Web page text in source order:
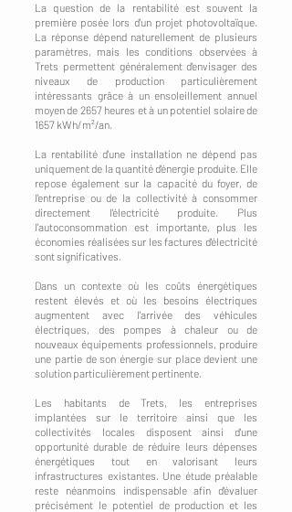
La question de la rentabilité est souvent la
première posée lors d'un projet photovoltaïque.
La réponse dépend naturellement de plusieurs
paramètres, mais les conditions observées à
Trets permettent généralement d'envisager des
niveaux de production particulièrement
intéressants grâce à un ensoleillement annuel
moyen de 2657 heures et à un potentiel solaire de
1657 kWh/m²/an.
La rentabilité d'une installation ne dépend pas
uniquement de la quantité d'énergie produite. Elle
repose également sur la capacité du foyer, de
l'entreprise ou de la collectivité à consommer
directement l'électricité produite. Plus
l'autoconsommation est importante, plus les
économies réalisées sur les factures d'électricité
sont significatives.
Dans un contexte où les coûts énergétiques
restent élevés et où les besoins électriques
augmentent avec l'arrivée des véhicules
électriques, des pompes à chaleur ou de
nouveaux équipements professionnels, produire
une partie de son énergie sur place devient une
solution particulièrement pertinente.
Les habitants de Trets, les entreprises
implantées sur le territoire ainsi que les
collectivités locales disposent ainsi d'une
opportunité durable de réduire leurs dépenses
énergétiques tout en valorisant leurs
infrastructures existantes. Une étude préalable
reste néanmoins indispensable afin d'évaluer
précisément le potentiel de production et les